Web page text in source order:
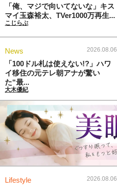
「俺、マジで向いてないな」キス
マイ玉森裕太、TVer1000万再生...
こじらぶ
News 2026.08.06
「100ドル札は使えない!?」ハワ
イ移住の元テレ朝アナが驚い
た“最...
大木優紀
Lifestyle 2026.08.06